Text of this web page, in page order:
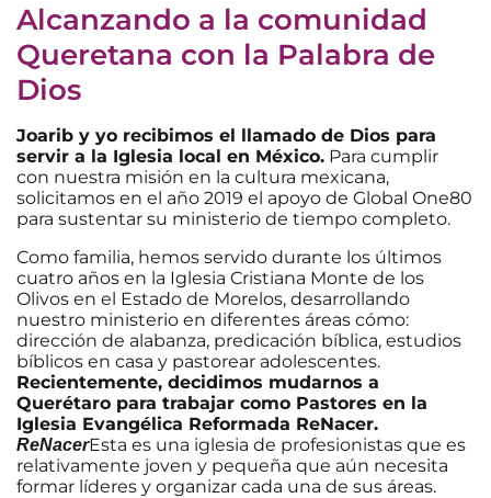
Alcanzando a la comunidad
Queretana con la Palabra de
Dios
Joarib y yo recibimos el llamado de Dios para
servir a la Iglesia local en México. Para cumplir
con nuestra misión en la cultura mexicana,
solicitamos en el año 2019 el apoyo de Global One80
para sustentar su ministerio de tiempo completo.
Como familia, hemos servido durante los últimos
cuatro años en la Iglesia Cristiana Monte de los
Olivos en el Estado de Morelos, desarrollando
nuestro ministerio en diferentes áreas cómo:
dirección de alabanza, predicación bíblica, estudios
bíblicos en casa y pastorear adolescentes.
Recientemente, decidimos mudarnos a
Querétaro para trabajar como Pastores en la
Iglesia Evangélica Reformada ReNacer.
ReNacerEsta es una iglesia de profesionistas que es
relativamente joven y pequeña que aún necesita
formar líderes y organizar cada una de sus áreas.